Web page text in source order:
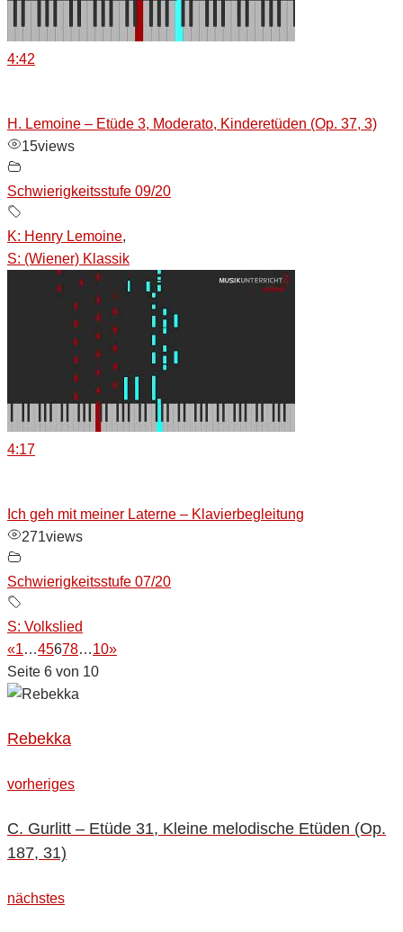
4:42
H. Lemoine – Etüde 3, Moderato, Kinderetüden (Op. 37, 3)
15views
Schwierigkeitsstufe 09/20
K: Henry Lemoine,
S: (Wiener) Klassik
4:17
Ich geh mit meiner Laterne – Klavierbegleitung
271views
Schwierigkeitsstufe 07/20
S: Volkslied
«1…45678…10»
Seite 6 von 10
Rebekka
Beitragsnavigation
vorheriges
vorheriges
C. Gurlitt – Etüde 31, Kleine melodische Etüden (Op.
187, 31)
nächstes
nächstes